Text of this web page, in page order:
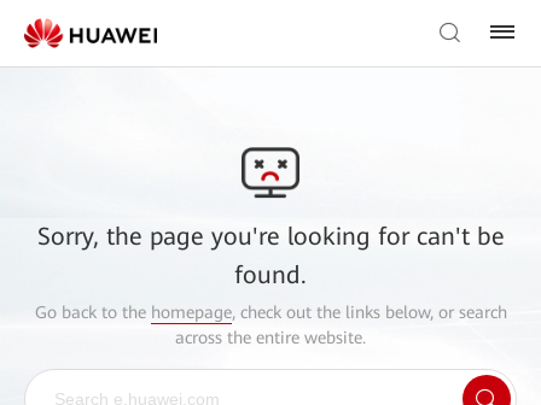
Sorry, the page you're looking for can't be
found.
Go back to the homepage, check out the links below, or search
across the entire website.